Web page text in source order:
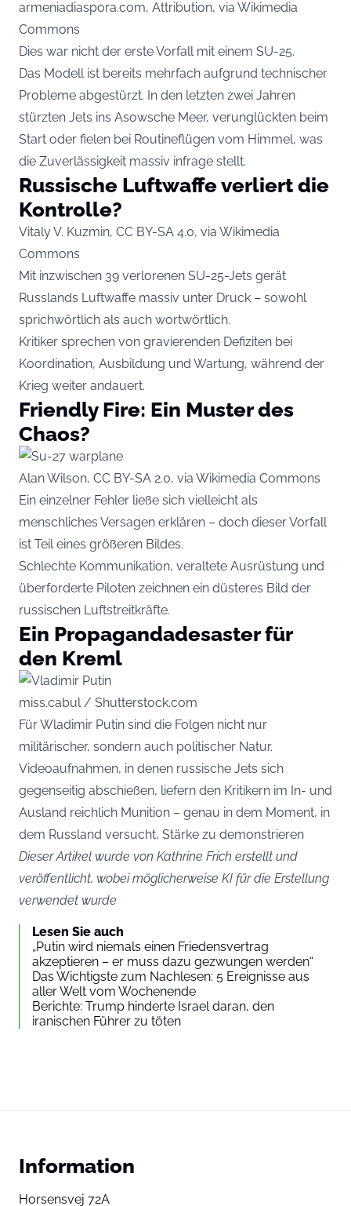
armeniadiaspora.com, Attribution, via Wikimedia
Commons
Dies war nicht der erste Vorfall mit einem SU-25.
Das Modell ist bereits mehrfach aufgrund technischer
Probleme abgestürzt. In den letzten zwei Jahren
stürzten Jets ins Asowsche Meer, verunglückten beim
Start oder fielen bei Routineflügen vom Himmel, was
die Zuverlässigkeit massiv infrage stellt.
Russische Luftwaffe verliert die
Kontrolle?
Vitaly V. Kuzmin, CC BY-SA 4.0, via Wikimedia
Commons
Mit inzwischen 39 verlorenen SU-25-Jets gerät
Russlands Luftwaffe massiv unter Druck – sowohl
sprichwörtlich als auch wortwörtlich.
Kritiker sprechen von gravierenden Defiziten bei
Koordination, Ausbildung und Wartung, während der
Krieg weiter andauert.
Friendly Fire: Ein Muster des
Chaos?
Alan Wilson, CC BY-SA 2.0, via Wikimedia Commons
Ein einzelner Fehler ließe sich vielleicht als
menschliches Versagen erklären – doch dieser Vorfall
ist Teil eines größeren Bildes.
Schlechte Kommunikation, veraltete Ausrüstung und
überforderte Piloten zeichnen ein düsteres Bild der
russischen Luftstreitkräfte.
Ein Propagandadesaster für
den Kreml
miss.cabul / Shutterstock.com
Für Wladimir Putin sind die Folgen nicht nur
militärischer, sondern auch politischer Natur.
Videoaufnahmen, in denen russische Jets sich
gegenseitig abschießen, liefern den Kritikern im In- und
Ausland reichlich Munition – genau in dem Moment, in
dem Russland versucht, Stärke zu demonstrieren
Dieser Artikel wurde von Kathrine Frich erstellt und
veröffentlicht, wobei möglicherweise KI für die Erstellung
verwendet wurde
Lesen Sie auch
„Putin wird niemals einen Friedensvertrag
akzeptieren – er muss dazu gezwungen werden“
Das Wichtigste zum Nachlesen: 5 Ereignisse aus
aller Welt vom Wochenende
Berichte: Trump hinderte Israel daran, den
iranischen Führer zu töten
Information
Horsensvej 72A